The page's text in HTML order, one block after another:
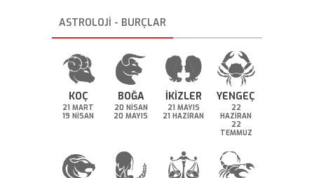
ASTROLOJİ - BURÇLAR
KOÇ
21 MART
19 NİSAN
BOĞA
20 NİSAN
20 MAYIS
İKİZLER
21 MAYIS
21 HAZİRAN
YENGEÇ
22
HAZİRAN
22
TEMMUZ